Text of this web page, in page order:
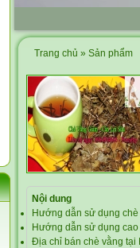
Trang chủ » Sản phẩm
Nội dung
Hướng dẫn sử dụng chè
Hướng dẫn sử dụng cao
Địa chỉ bán chè vằng tại